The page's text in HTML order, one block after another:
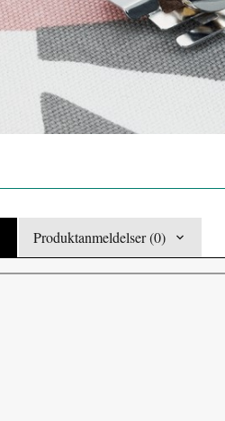
Produktanmeldelser (0)